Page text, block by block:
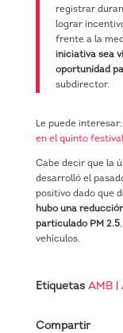
registrar
lograr
frente a la
iniciativa sea
oportunidad
subdirector.
Le puede interesar:
en el quinto
Cabe decir que la
desarrolló el
positivo dado que
hubo una
particulado PM 2.5
vehículos.
Etiquetas AMB|
Compartir